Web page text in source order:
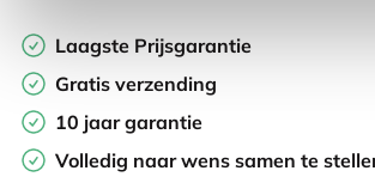
Laagste Prijsgarantie
Gratis verzending
10 jaar garantie
Volledig naar wens samen te